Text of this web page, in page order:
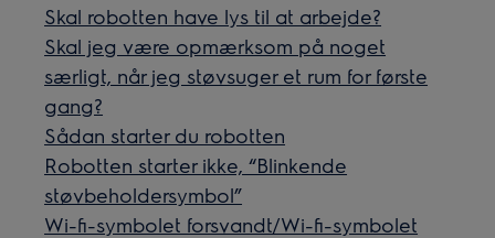
Skal robotten have lys til at arbejde?
Skal jeg være opmærksom på noget
særligt, når jeg støvsuger et rum for første
gang?
Sådan starter du robotten
Robotten starter ikke, “Blinkende
støvbeholdersymbol”
Wi-fi-symbolet forsvandt/Wi-fi-symbolet